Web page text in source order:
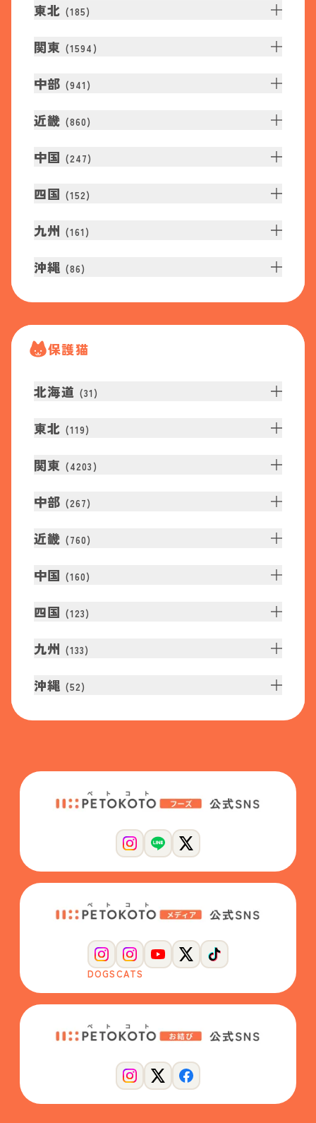
東北 (185)
関東 (1594 )
中部 (941 )
近畿 (860)
中国 (247)
四国 (152)
九州 (161 )
沖縄 (86)
保護猫
北海道 (31 )
東北 (119)
関東 (4203 )
中部 (267)
近畿 (760)
中国 (160)
四国 (123)
九州 (133)
沖縄 (52)
DOGSCATS